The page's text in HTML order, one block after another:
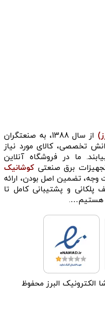
از سال 1388، به صنعتگران
تخصصی، کالای مورد نیاز
ما در فروشگاه آنلاین
برق صنعتی کوشانیک
7روزه بازگشت وجه، تضمین اصل بودن، ارائه
و پشتیبانی کامل تا
هستیم….
البرز محفوظ